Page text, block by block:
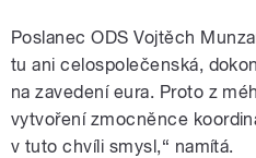
Poslanec ODS Vojtěch
tu ani celospolečenská,
na zavedení eura. Proto z
vytvoření zmocněnce
v tuto chvíli smysl,“ namítá.